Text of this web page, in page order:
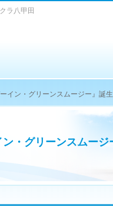
ン・グリーンスムー
ラ八甲田
イン・グリーンスムージー』誕